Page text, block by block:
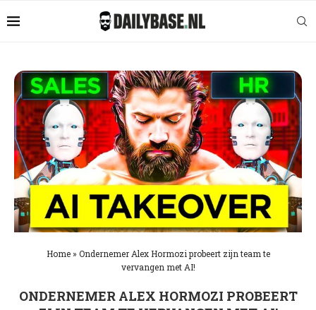
Home» Ondernemer Alex Hormozi probeert zijn team te
vervangen met AI!
ONDERNEMER ALEX HORMOZI PROBEERT